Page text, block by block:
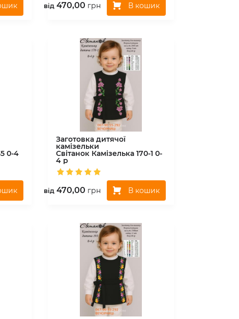
вiд 470,00 грн В кошик
0-4
Заготовка дитячої
камізельки
Світанок Камізелька 170-1 0-
4 р
вiд 470,00 грн В кошик